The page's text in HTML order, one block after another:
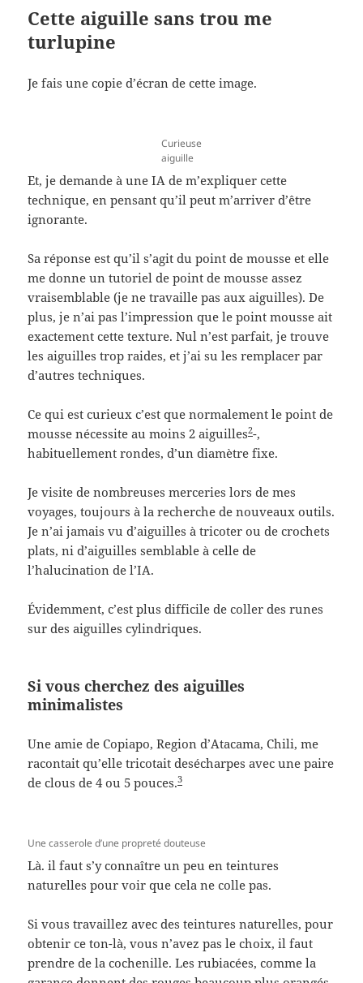
Cette aiguille sans trou me
turlupine
Je fais une copie d’écran de cette image.
Curieuse
aiguille
Et, je demande à une IA de m’expliquer cette
technique, en pensant qu’il peut m’arriver d’être
ignorante.
Sa réponse est qu’il s’agit du point de mousse et elle
me donne un tutoriel de point de mousse assez
vraisemblable (je ne travaille pas aux aiguilles). De
plus, je n’ai pas l’impression que le point mousse ait
exactement cette texture. Nul n’est parfait, je trouve
les aiguilles trop raides, et j’ai su les remplacer par
d’autres techniques.
Ce qui est curieux c’est que normalement le point de
mousse nécessite au moins 2 aiguilles2-,
habituellement rondes, d’un diamètre fixe.
Je visite de nombreuses merceries lors de mes
voyages, toujours à la recherche de nouveaux outils.
Je n’ai jamais vu d’aiguilles à tricoter ou de crochets
plats, ni d’aiguilles semblable à celle de
l’halucination de l’IA.
Évidemment, c’est plus difficile de coller des runes
sur des aiguilles cylindriques.
Si vous cherchez des aiguilles
minimalistes
Une amie de Copiapo, Region d’Atacama, Chili, me
racontait qu’elle tricotait desécharpes avec une paire
de clous de 4 ou 5 pouces.3
Une casserole d’une propreté douteuse
Là. il faut s’y connaître un peu en teintures
naturelles pour voir que cela ne colle pas.
Si vous travaillez avec des teintures naturelles, pour
obtenir ce ton-là, vous n’avez pas le choix, il faut
prendre de la cochenille. Les rubiacées, comme la